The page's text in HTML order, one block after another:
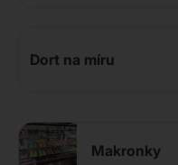
Dort na míru
Makronky